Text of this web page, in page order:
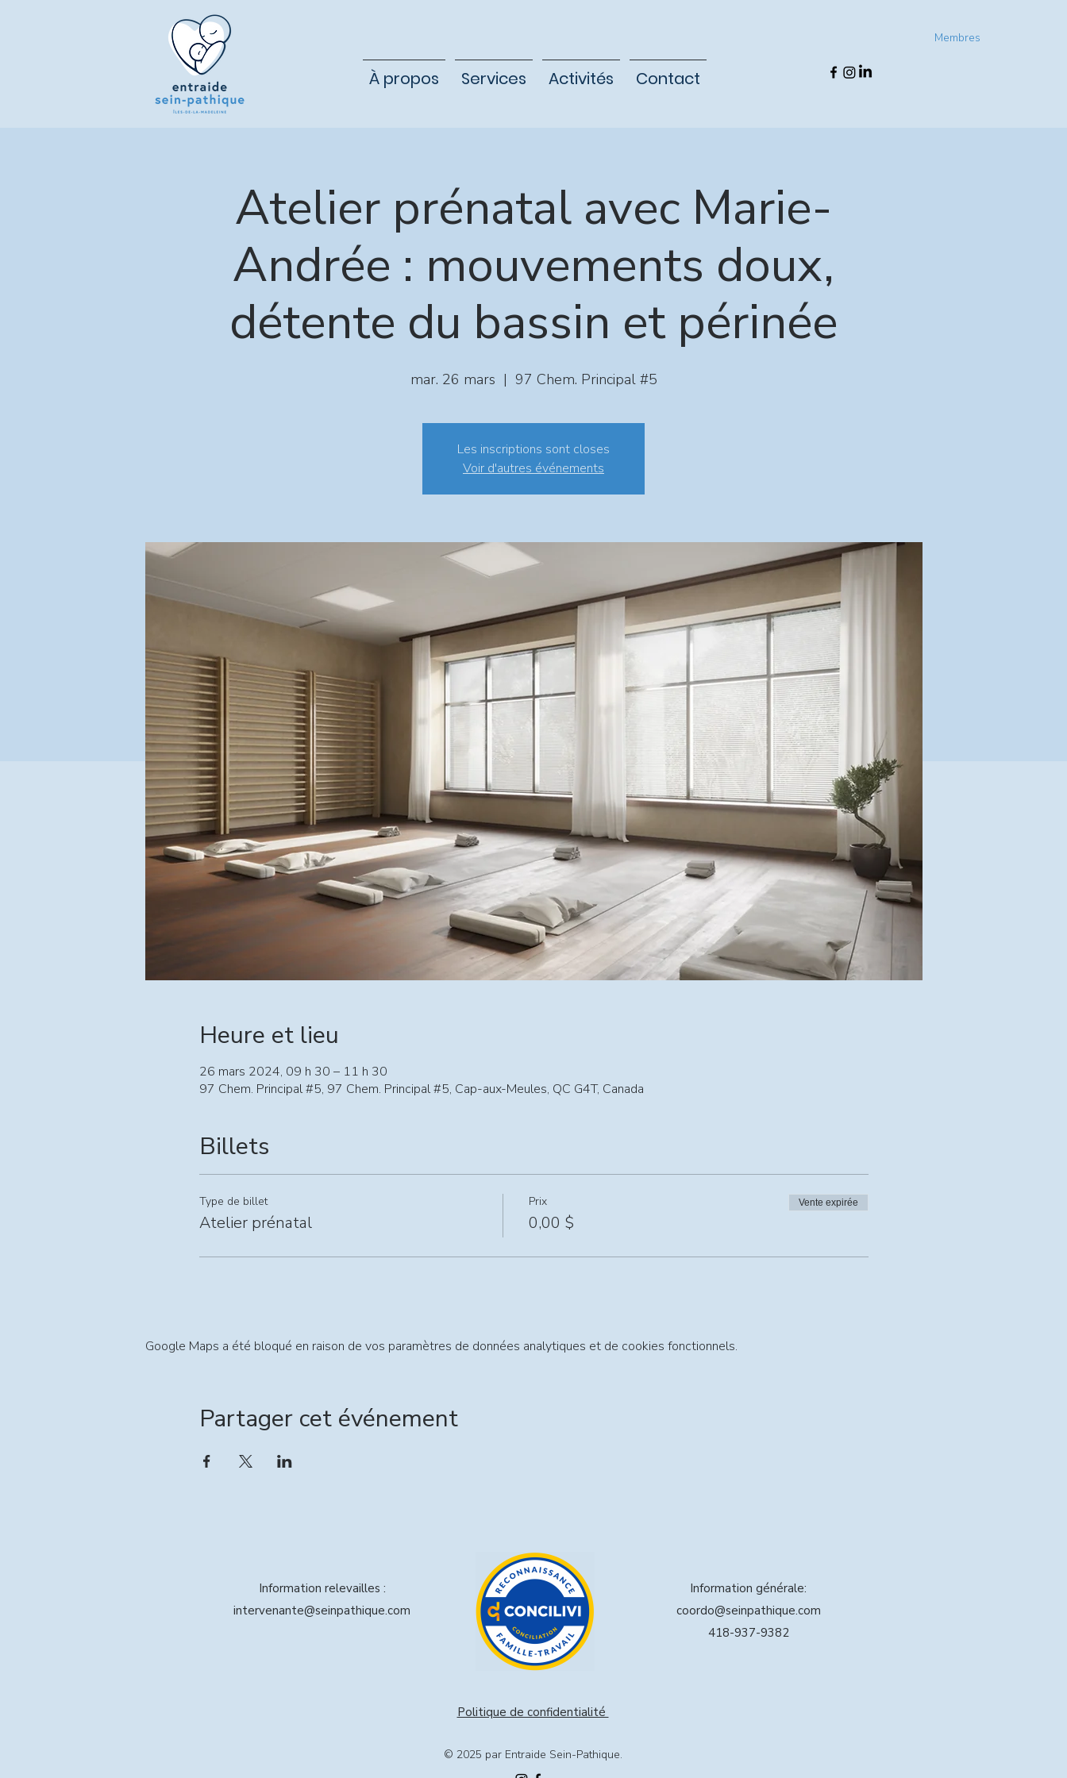
À propos Services Activités Contact
Membres
Atelier prénatal avec Marie-
Andrée : mouvements doux,
détente du bassin et périnée
mar. 26 mars
  |
97 Chem. Principal #5
Les inscriptions sont closes
Voir d'autres événements
Heure et lieu
26 mars 2024, 09 h 30 – 11 h 30
97 Chem. Principal #5, 97 Chem. Principal #5, Cap-aux-Meules, QC G4T, Canada
Billets
Type de billet
Atelier prénatal
Prix
0,00 $
Vente expirée
Google Maps a été bloqué en raison de vos paramètres de données analytiques et de cookies fonctionnels.
Partager cet événement
Information relevailles :
intervenante@seinpathique.com
Information générale:
coordo@seinpathique.com
418-937-9382
​Politique de confidentialité
© 2025 par Entraide Sein-Pathique.